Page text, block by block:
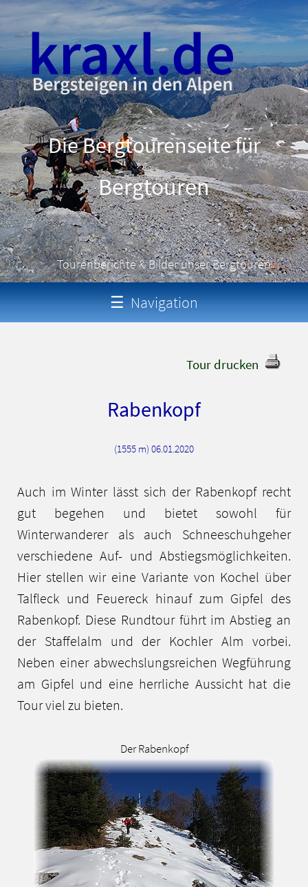
Die Bergtourenseite für
Schneeschuhtouren
Tourenberichte & Bilder unser Bergtouren
☰Navigation
Tour drucken
Rabenkopf
(1555 m) 06.01.2020
Auch im Winter lässt sich der Rabenkopf recht
gut begehen und bietet sowohl für
Winterwanderer als auch Schneeschuhgeher
verschiedene Auf- und Abstiegsmöglichkeiten.
Hier stellen wir eine Variante von Kochel über
Talfleck und Feuereck hinauf zum Gipfel des
Rabenkopf. Diese Rundtour führt im Abstieg an
der Staffelalm und der Kochler Alm vorbei.
Neben einer abwechslungsreichen Wegführung
am Gipfel und eine herrliche Aussicht hat die
Tour viel zu bieten.
Der Rabenkopf